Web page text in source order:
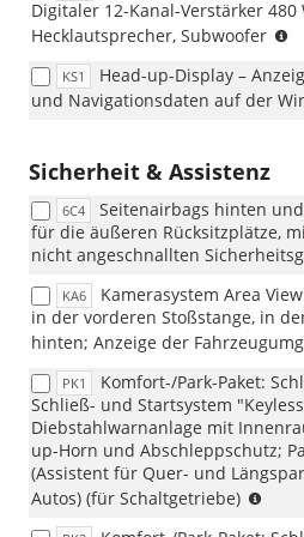
Digitaler 12-Kanal-Verstärker 480
Hecklautsprecher, Subwoofer
KS1
Head-up-Display –
und Navigationsdaten auf der
Sicherheit & Assistenz
6C4
Seitenairbags hinten
für die äußeren Rücksitzplätze,
nicht angeschnallten
KA6
Kamerasystem Area
in der vorderen Stoßstange, in
hinten; Anzeige der
PK1
Komfort-/Park-Paket:
Schließ- und Startsystem
Diebstahlwarnanlage mit
up-Horn und Abschleppschutz;
(Assistent für Quer- und
Autos) (für Schaltgetriebe)